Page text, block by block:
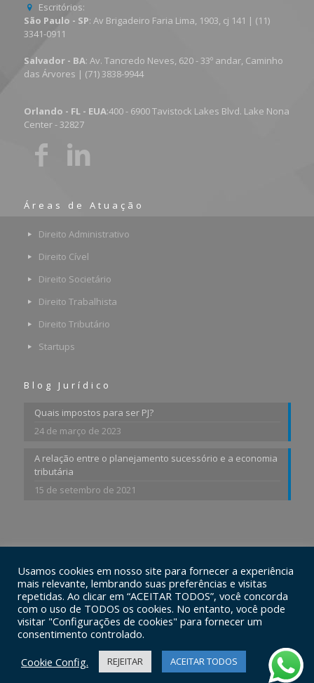
Escritórios:
São Paulo - SP: Av Brigadeiro Faria Lima, 1903, cj 141 | (11)
3341-0911
Salvador - BA: Av. Tancredo Neves, 620 - 33º andar, Caminho
das Árvores | (71) 3838-9944
Orlando - FL - EUA:400 - 6900 Tavistock Lakes Blvd. Lake Nona
Center - 32827
Áreas de Atuação
Direito Administrativo
Direito Cível
Direito Societário
Direito Trabalhista
Direito Tributário
Startups
Blog Jurídico
Quais impostos para ser PJ?
24 de março de 2023
A relação entre o planejamento sucessório e a economia
tributária
15 de setembro de 2021
© 2026 Ferraz Advogados Associados. Todos os Direitos
Reservados.
Usamos cookies em nosso site para fornecer a experiência
mais relevante, lembrando suas preferências e visitas
repetidas. Ao clicar em “ACEITAR TODOS”, você concorda
com o uso de TODOS os cookies. No entanto, você pode
visitar "Configurações de cookies" para fornecer um
consentimento controlado.
Cookie Config.
REJEITAR ACEITAR TODOS